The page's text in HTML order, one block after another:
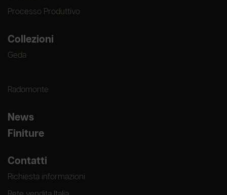
Processo Produttivo
Collezioni
Geda
Radomonte
News
Finiture
Contatti
Richiesta informazioni